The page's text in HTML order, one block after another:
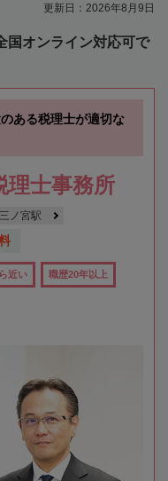
更新日：2026年8月9日
国オンライン対応可で
ある税理士が適切な
理士事務所
三ノ宮駅
近い 職歴20年以上